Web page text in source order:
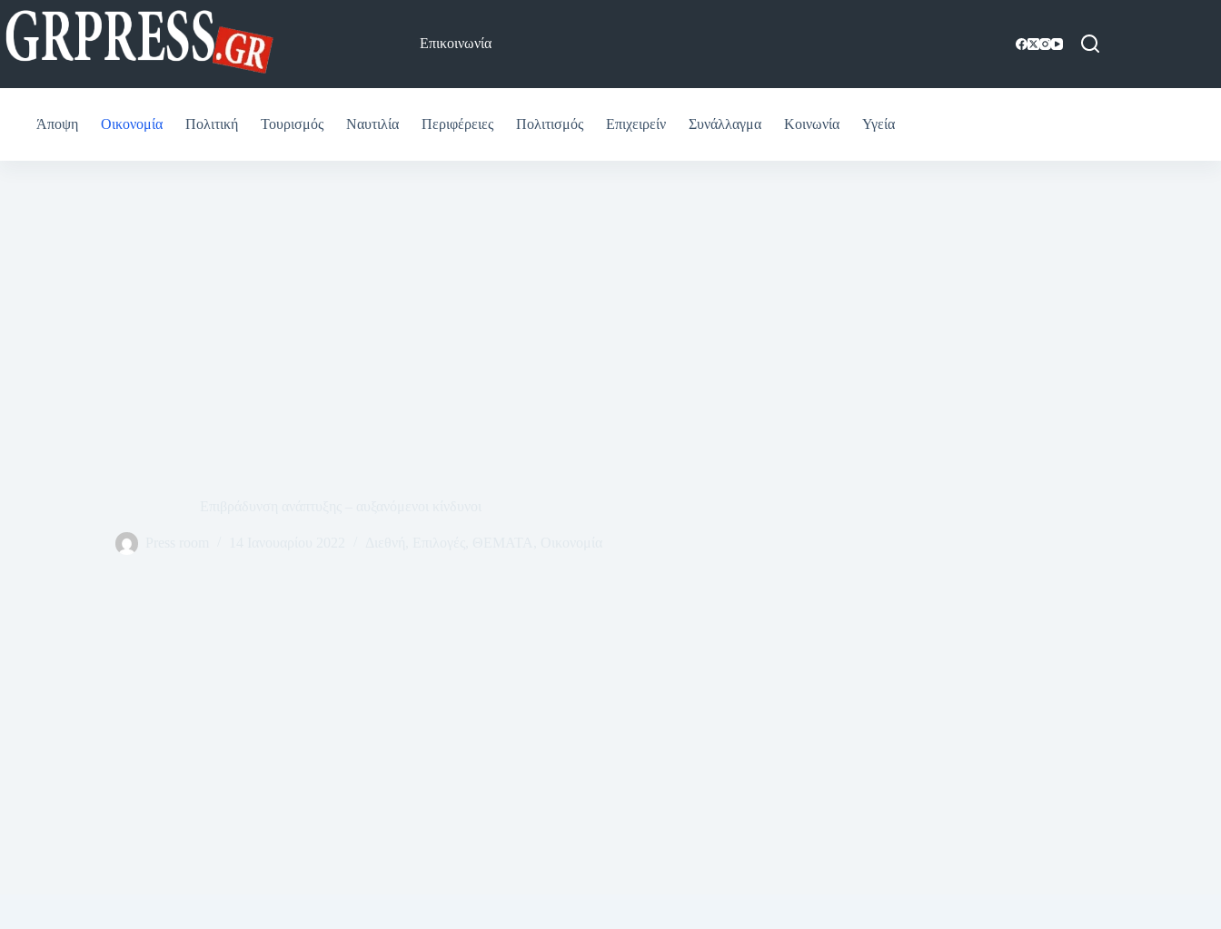
Μετάβαση
στο
περιεχόμενο
Επικοινωνία
Άποψη Οικονομία Πολιτική Τουρισμός Ναυτιλία Περιφέρειες Πολιτισμός Επιχειρείν Συνάλλαγμα Κοινωνία Υγεία